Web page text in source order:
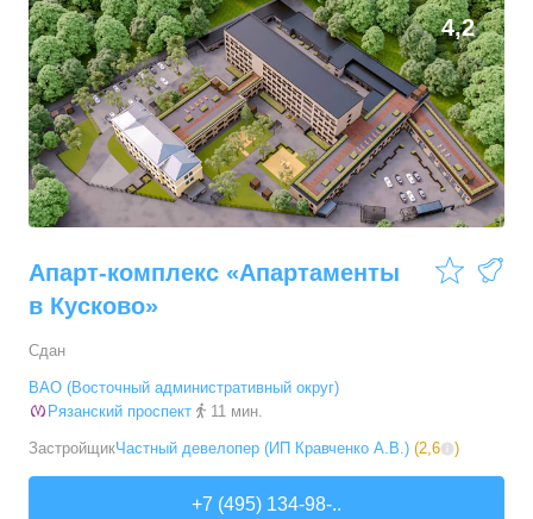
4,2
Апарт-комплекс «Апартаменты
в Кусково»
Сдан
ВАО (Восточный административный округ)
Рязанский проспект
11 мин.
ЗастройщикЧастный девелопер (ИП Кравченко А.В.) (2,6 )
+7 (495) 134-98-..